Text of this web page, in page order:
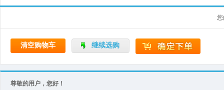
清空购物车 继续选购
尊敬的用户，您好！